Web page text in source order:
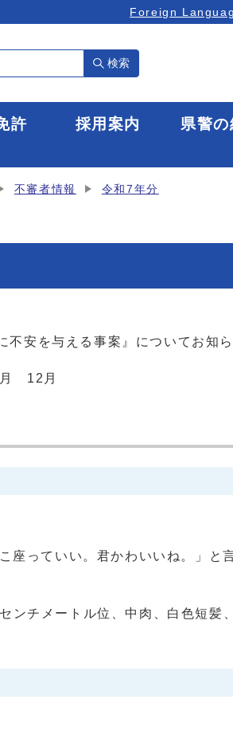
Foreign
検索
許 採用案内 県警
不審者情報 令和7年分
安を与える事案』についてお知ら
12月
っていい。君かわいいね。」と
チメートル位、中肉、白色短髪